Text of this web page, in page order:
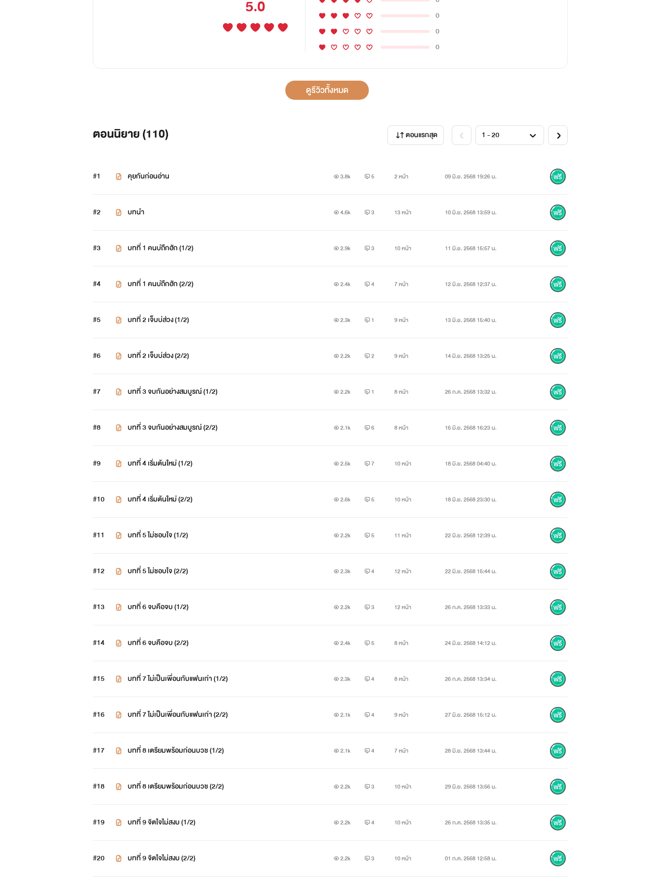
5.0
0
0
0
ดูรีวิวทั้งหมด
ตอนนิยาย (110) ตอนแรกสุด
#1 คุยกันก่อนอ่าน 3.8k 5 2 หน้า 09 มิ.ย. 2568 19:26 น.
#2 บทนำ 4.6k 3 13 หน้า 10 มิ.ย. 2568 13:59 น.
#3 บทที่ 1 คนบ่ถืกฮัก (1/2) 2.9k 3 10 หน้า 11 มิ.ย. 2568 15:57 น.
#4 บทที่ 1 คนบ่ถืกฮัก (2/2) 2.4k 4 7 หน้า 12 มิ.ย. 2568 12:37 น.
#5 บทที่ 2 เจ็บบ่ส่วง (1/2) 2.3k 1 9 หน้า 13 มิ.ย. 2568 15:40 น.
#6 บทที่ 2 เจ็บบ่ส่วง (2/2) 2.2k 2 9 หน้า 14 มิ.ย. 2568 13:25 น.
#7 บทที่ 3 จบกันอย่างสมบูรณ์ (1/2) 2.2k 1 8 หน้า 26 ก.ค. 2568 13:32 น.
#8 บทที่ 3 จบกันอย่างสมบูรณ์ (2/2) 2.1k 6 8 หน้า 16 มิ.ย. 2568 16:23 น.
#9 บทที่ 4 เริ่มต้นใหม่ (1/2) 2.5k 7 10 หน้า 18 มิ.ย. 2568 04:40 น.
#10 บทที่ 4 เริ่มต้นใหม่ (2/2) 2.6k 5 10 หน้า 18 มิ.ย. 2568 23:30 น.
#11 บทที่ 5 ไม่ชอบใจ (1/2) 2.2k 5 11 หน้า 22 มิ.ย. 2568 12:39 น.
#12 บทที่ 5 ไม่ชอบใจ (2/2) 2.3k 4 12 หน้า 22 มิ.ย. 2568 15:44 น.
#13 บทที่ 6 จบคือจบ (1/2) 2.2k 3 12 หน้า 26 ก.ค. 2568 13:33 น.
#14 บทที่ 6 จบคือจบ (2/2) 2.4k 5 8 หน้า 24 มิ.ย. 2568 14:12 น.
#15 บทที่ 7 ไม่เป็นเพื่อนกับแฟนเก่า (1/2) 2.3k 4 8 หน้า 26 ก.ค. 2568 13:34 น.
#16 บทที่ 7 ไม่เป็นเพื่อนกับแฟนเก่า (2/2) 2.1k 4 9 หน้า 27 มิ.ย. 2568 15:12 น.
#17 บทที่ 8 เตรียมพร้อมก่อนบวช (1/2) 2.1k 4 7 หน้า 28 มิ.ย. 2568 13:44 น.
#18 บทที่ 8 เตรียมพร้อมก่อนบวช (2/2) 2.2k 3 10 หน้า 29 มิ.ย. 2568 13:56 น.
#19 บทที่ 9 จิตใจไม่สงบ (1/2) 2.2k 4 10 หน้า 26 ก.ค. 2568 13:35 น.
#20 บทที่ 9 จิตใจไม่สงบ (2/2) 2.2k 3 10 หน้า 01 ก.ค. 2568 12:58 น.